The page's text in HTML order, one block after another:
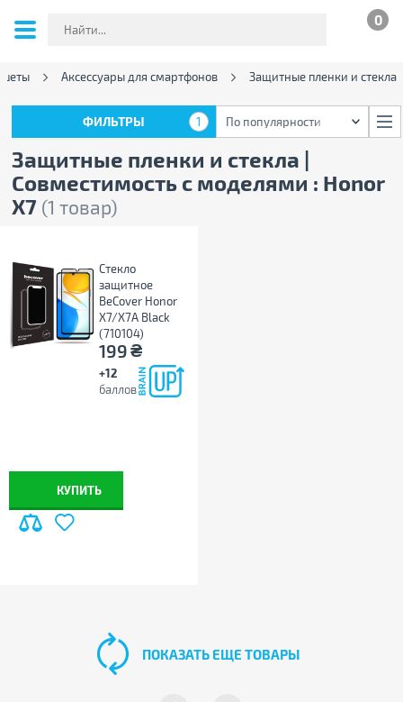
0
Аксессуары для смартфонов Защитные пленки и стекла
Защитные пленки и стекла |
Совместимость с моделями : Honor
X7 (1 товар)
ФИЛЬТРЫ 1 По популярности
Стекло
защитное
BeCover Honor
X7/X7A Black
(710104)
199₴
+12
баллов
КУПИТЬ
ПОКАЗАТЬ ЕЩЕ ТОВАРЫ
ФИЛЬТРЫ 1 По популярности